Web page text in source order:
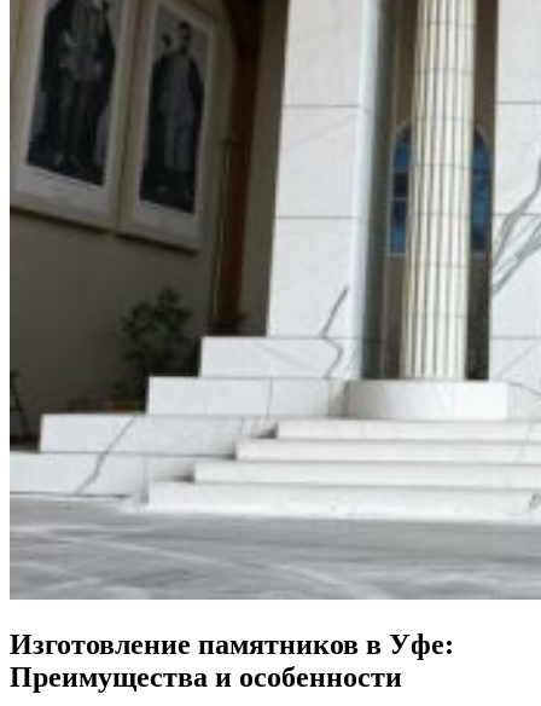
Изготовление памятников в Уфе:
Преимущества и особенности